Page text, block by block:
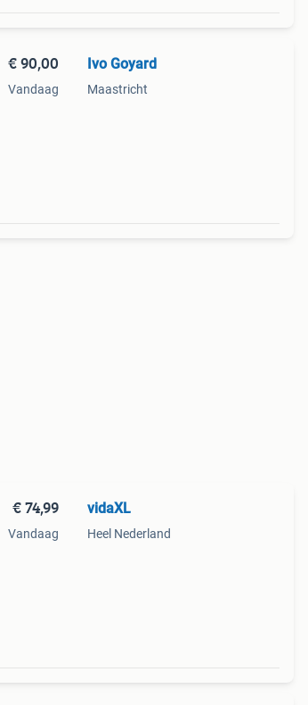
€ 90,00
Vandaag
Ivo Goyard
Maastricht
€ 74,99
Vandaag
vidaXL
Heel Nederland